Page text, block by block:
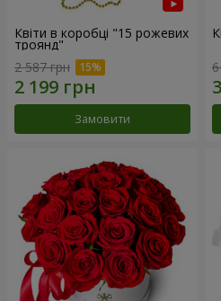
Квіти в коробці "15 рожевих
троянд"
2 587 грн
Замовити